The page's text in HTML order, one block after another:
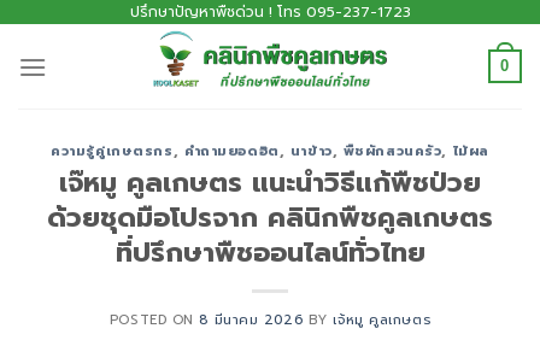
ปรึกษาปัญหาพืชด่วน ! โทร 095-237-1723
0
ความรู้คู่เกษตรกร, คำถามยอดฮิต, นาข้าว, พืชผักสวนครัว, ไม้ผล
เจ๊หมู คูลเกษตร แนะนำวิธีแก้พืชป่วย
ด้วยชุดมือโปรจาก คลินิกพืชคูลเกษตร
ที่ปรึกษาพืชออนไลน์ทั่วไทย
POSTED ON8 มีนาคม 2026 BYเจ้หมู คูลเกษตร